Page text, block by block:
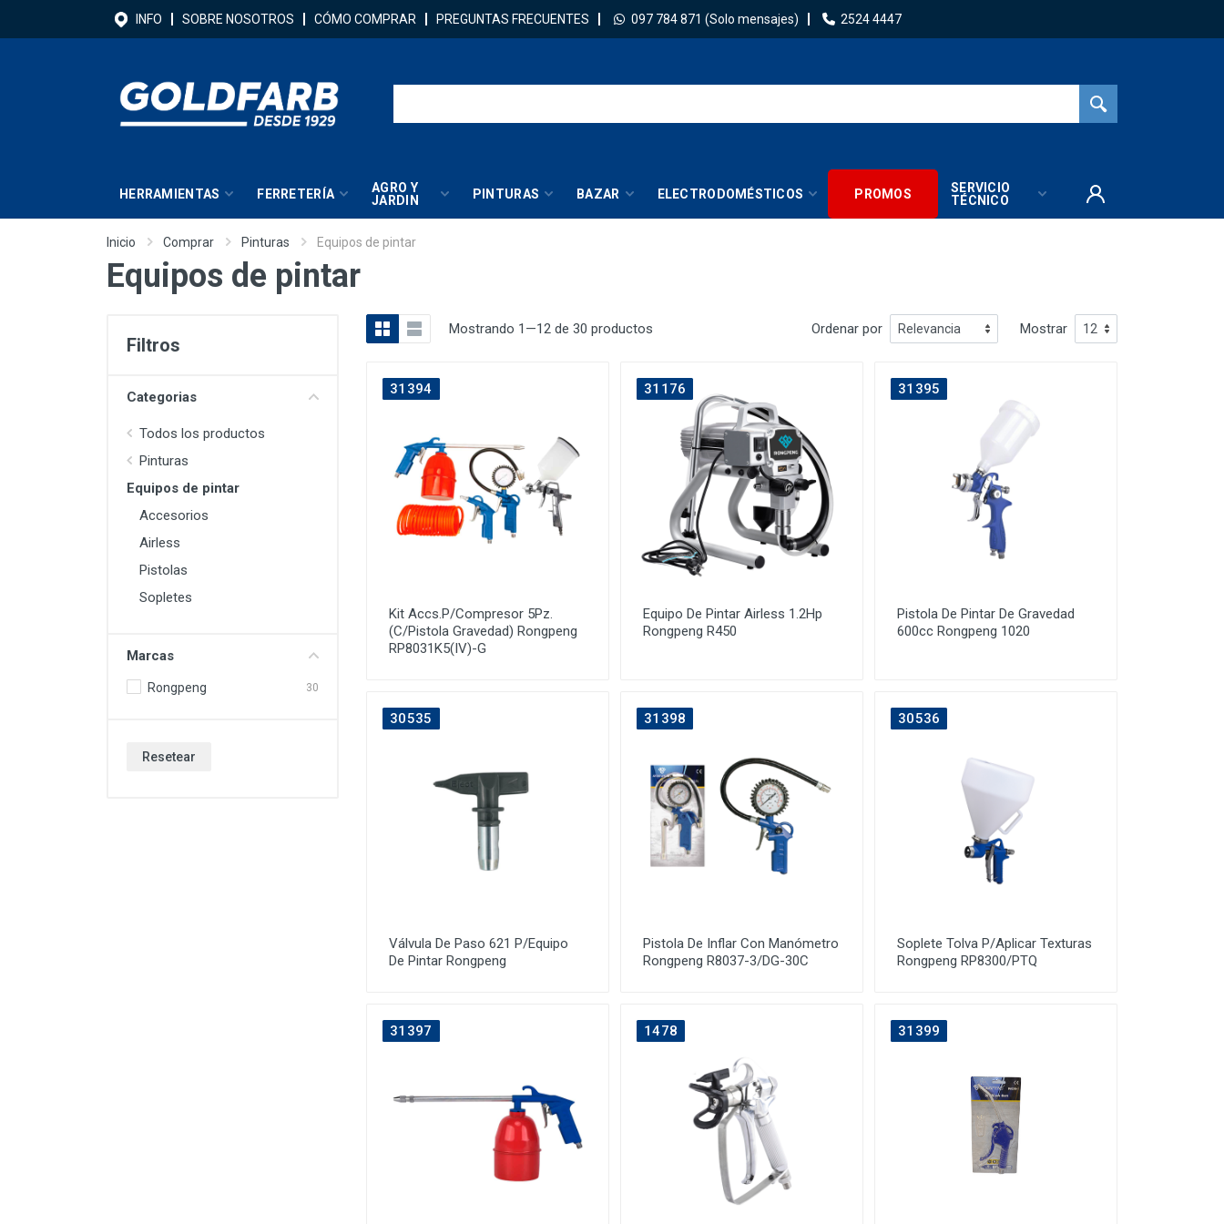
INFO SOBRE NOSOTROS CÓMO COMPRAR PREGUNTAS FRECUENTES 097 784 871 (Solo mensajes) 2524 4447
HERRAMIENTAS FERRETERÍA
AGRO Y
JARDIN
PINTURAS BAZAR ELECTRODOMÉSTICOS PROMOS
SERVICIO
TÉCNICO
Inicio Comprar Pinturas Equipos de pintar
Equipos de pintar
Filtros
Categorias
Todos los productos
Pinturas
Equipos de pintar
Accesorios
Airless
Pistolas
Sopletes
Marcas
Rongpeng 30
Resetear
Mostrando 1—12 de 30 productos Ordenar por Mostrar
31394
Kit Accs.P/Compresor 5Pz.
(C/Pistola Gravedad) Rongpeng
RP8031K5(IV)-G
31176
Equipo De Pintar Airless 1.2Hp
Rongpeng R450
31395
Pistola De Pintar De Gravedad
600cc Rongpeng 1020
30535
Válvula De Paso 621 P/Equipo
De Pintar Rongpeng
31398
Pistola De Inflar Con Manómetro
Rongpeng R8037-3/DG-30C
30536
Soplete Tolva P/Aplicar Texturas
Rongpeng RP8300/PTQ
31397 1478 31399